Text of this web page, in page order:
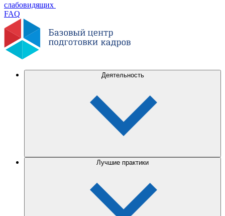
слабовидящих
FAQ
Деятельность
Лучшие практики